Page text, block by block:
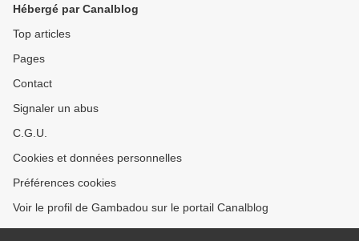
Hébergé par Canalblog
Top articles
Pages
Contact
Signaler un abus
C.G.U.
Cookies et données personnelles
Préférences cookies
Voir le profil de Gambadou sur le portail Canalblog